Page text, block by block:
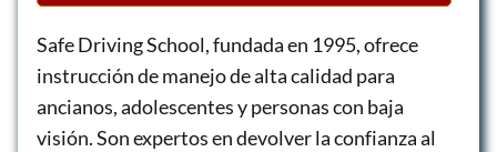
Safe Driving School, fundada en 1995, ofrece
instrucción de manejo de alta calidad para
ancianos, adolescentes y personas con baja
visión. Son expertos en devolver la confianza al